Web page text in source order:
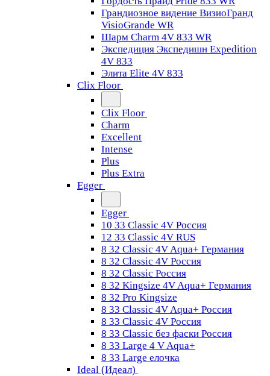
Грандиозное видение ВизиоГранд
VisioGrande WR
Шарм Charm 4V 833 WR
Экспедиция Экспедишн Expedition
4V 833
Элита Elite 4V 833
Clix Floor
Clix Floor
Charm
Excellent
Intense
Plus
Plus Extra
Egger
Egger
10 33 Classic 4V Россия
12 33 Classic 4V RUS
8 32 Classic 4V Aqua+ Германия
8 32 Classic 4V Россия
8 32 Classic Россия
8 32 Kingsize 4V Aqua+ Германия
8 32 Pro Kingsize
8 33 Classic 4V Aqua+ Россия
8 33 Classic 4V Россия
8 33 Classic без фаски Россия
8 33 Large 4 V Aqua+
8 33 Large елочка
Ideal (Идеал)